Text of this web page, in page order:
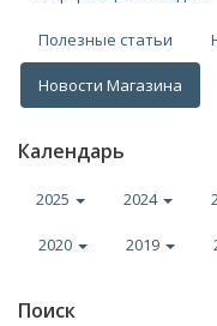
Полезные статьи
Новости Магазина
Календарь
2025 2024
2020 2019
Поиск